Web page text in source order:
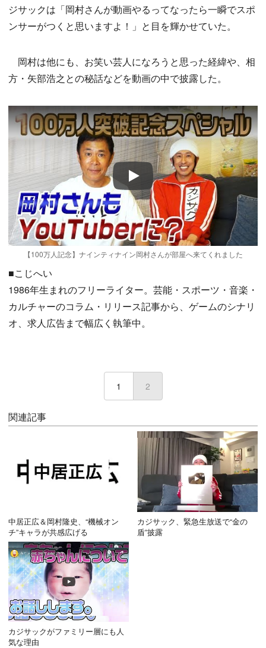
ジサックは「岡村さんが動画やるってなったら一瞬でスポ
ンサーがつくと思いますよ！」と目を輝かせていた。
岡村は他にも、お笑い芸人になろうと思った経緯や、相
方・矢部浩之との秘話などを動画の中で披露した。
Play
【100万人記念】ナインティナイン岡村さんが部屋へ来てくれました
■こじへい
1986年生まれのフリーライター。芸能・スポーツ・音楽・
カルチャーのコラム・リリース記事から、ゲームのシナリ
オ、求人広告まで幅広く執筆中。
1 2
関連記事
中居正広＆岡村隆史、“機械オン
チ”キャラが共感広げる
カジサック、緊急生放送で“金の
盾”披露
カジサックがファミリー層にも人
気な理由